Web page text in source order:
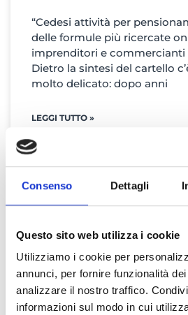
Consenso Dettagli
Questo sito web utilizza i cookie
Utilizziamo i cookie per
annunci, per fornire funzionalità
analizzare il nostro traffico.
informazioni sul modo in cui
“Cedesi attività per
delle formule più ricercate
imprenditori e commercianti
Dietro la sintesi del cartello
molto delicato: dopo anni
LEGGI TUTTO »